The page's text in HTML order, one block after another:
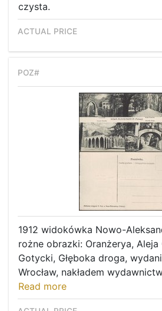
czysta.
1912 widokówka Nowo-
rożne obrazki: Oranżerya,
Gotycki, Głęboka droga,
Wrocław, nakładem
Read more